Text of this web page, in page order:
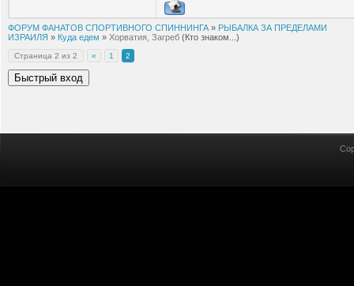
ФОРУМ ФАНАТОВ СПОРТИВНОГО СПИННИНГА » РЫБАЛКА ЗА ПРЕДЕЛАМИ
ИЗРАИЛЯ » Куда едем » Хорватия, Загреб (Кто знаком...)
Страница 2 из 2 « 1 2